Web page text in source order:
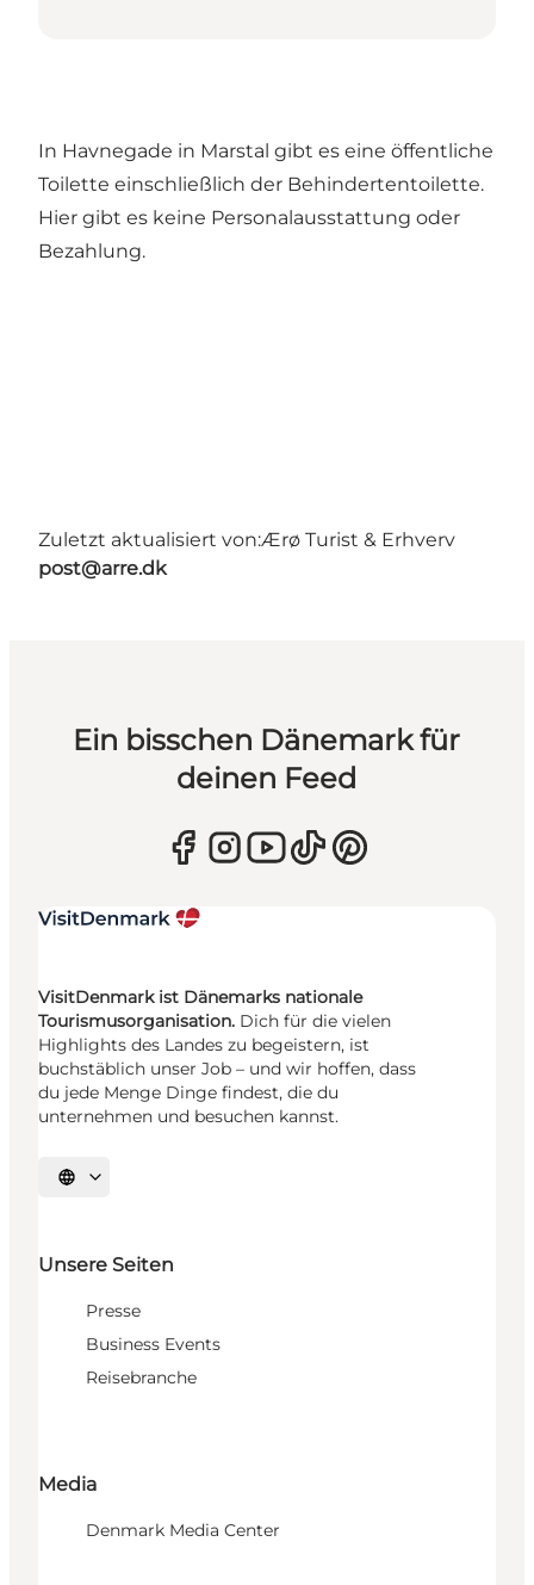
In Havnegade in Marstal gibt es eine öffentliche
Toilette einschließlich der Behindertentoilette.
Hier gibt es keine Personalausstattung oder
Bezahlung.
Zuletzt aktualisiert von:Ærø Turist & Erhverv
post@arre.dk
Ein bisschen Dänemark für
deinen Feed
VisitDenmark ist Dänemarks nationale
Tourismusorganisation. Dich für die vielen
Highlights des Landes zu begeistern, ist
buchstäblich unser Job – und wir hoffen, dass
du jede Menge Dinge findest, die du
unternehmen und besuchen kannst.
Sprache auswählen
Unsere Seiten
Presse
Business Events
Reisebranche
Media
Denmark Media Center